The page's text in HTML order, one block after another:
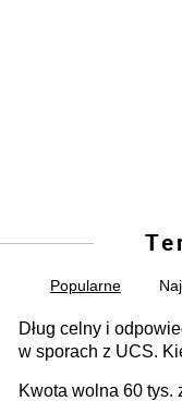
Popularne
Dług celny i
w sporach z UCS.
Kwota wolna 60 tys.